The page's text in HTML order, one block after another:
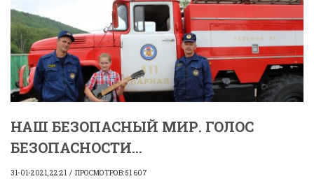
НАШ БЕЗОПАСНЫЙ МИР. ГОЛОС
БЕЗОПАСНОСТИ...
31-01-2021, 22:21 ПРОСМОТРОВ: 51 607